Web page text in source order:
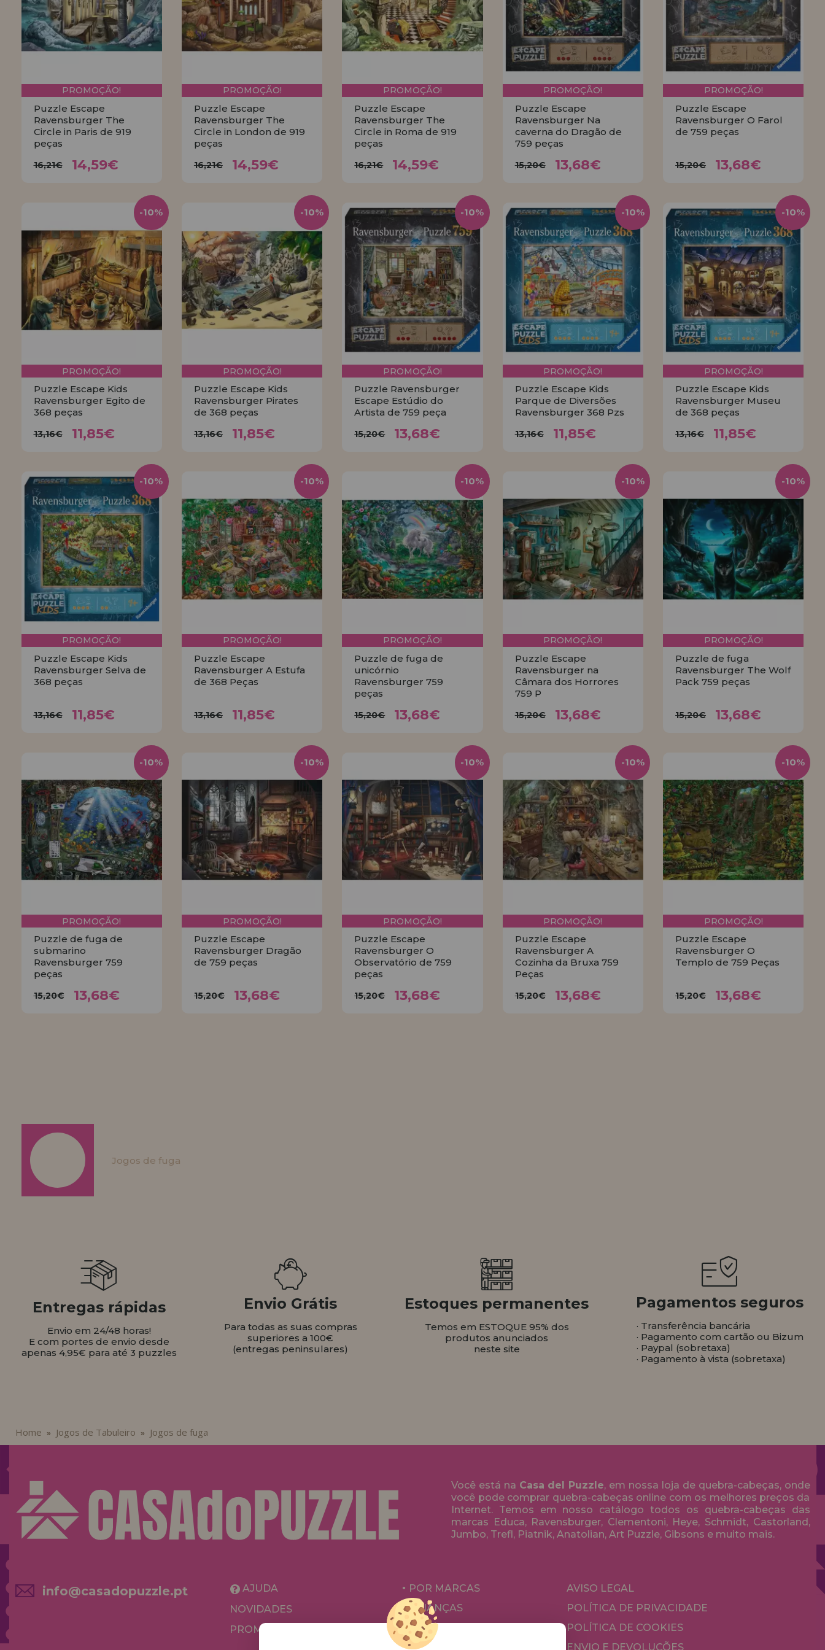
LIQUIDAÇÕES
PROMOÇÃO!
Puzzle Escape
Ravensburger The
Circle in Paris de 919
peças
16,21€ 14,59€
PROMOÇÃO!
Puzzle Escape
Ravensburger The
Circle in London de 919
peças
16,21€ 14,59€
PROMOÇÃO!
Puzzle Escape
Ravensburger The
Circle in Roma de 919
peças
16,21€ 14,59€
PROMOÇÃO!
Puzzle Escape
Ravensburger Na
caverna do Dragão de
759 peças
15,20€ 13,68€
PROMOÇÃO!
Puzzle Escape
Ravensburger O Farol
de 759 peças
15,20€ 13,68€
PROMOÇÃO!
Puzzle Escape Kids
Ravensburger Egito de
368 peças
13,16€ 11,85€
-10%
PROMOÇÃO!
Puzzle Escape Kids
Ravensburger Pirates
de 368 peças
13,16€ 11,85€
-10%
PROMOÇÃO!
Puzzle Ravensburger
Escape Estúdio do
Artista de 759 peça
15,20€ 13,68€
-10%
PROMOÇÃO!
Puzzle Escape Kids
Parque de Diversões
Ravensburger 368 Pzs
13,16€ 11,85€
-10%
PROMOÇÃO!
Puzzle Escape Kids
Ravensburger Museu
de 368 peças
13,16€ 11,85€
-10%
PROMOÇÃO!
Puzzle Escape Kids
Ravensburger Selva de
368 peças
13,16€ 11,85€
-10%
PROMOÇÃO!
Puzzle Escape
Ravensburger A Estufa
de 368 Peças
13,16€ 11,85€
-10%
PROMOÇÃO!
Puzzle de fuga de
unicórnio
Ravensburger 759
peças
15,20€ 13,68€
-10%
PROMOÇÃO!
Puzzle Escape
Ravensburger na
Câmara dos Horrores
759 P
15,20€ 13,68€
-10%
PROMOÇÃO!
Puzzle de fuga
Ravensburger The Wolf
Pack 759 peças
15,20€ 13,68€
-10%
PROMOÇÃO!
Puzzle de fuga de
submarino
Ravensburger 759
peças
15,20€ 13,68€
-10%
PROMOÇÃO!
Puzzle Escape
Ravensburger Dragão
de 759 peças
15,20€ 13,68€
-10%
PROMOÇÃO!
Puzzle Escape
Ravensburger O
Observatório de 759
peças
15,20€ 13,68€
-10%
PROMOÇÃO!
Puzzle Escape
Ravensburger A
Cozinha da Bruxa 759
Peças
15,20€ 13,68€
-10%
PROMOÇÃO!
Puzzle Escape
Ravensburger O
Templo de 759 Peças
15,20€ 13,68€
-10%
Jogos de fuga
Entregas rápidas
Envio em 24/48 horas!
E com portes de envio desde
apenas 4,95€ para até 3 puzzles
Envio Grátis
Para todas as suas compras
superiores a 100€
(entregas peninsulares)
Estoques permanentes
Temos em ESTOQUE 95% dos
produtos anunciados
neste site
Pagamentos seguros
· Transferência bancária
· Pagamento com cartão ou Bizum
· Paypal (sobretaxa)
· Pagamento à vista (sobretaxa)
Home » Jogos de Tabuleiro » Jogos de fuga
Você está na Casa del Puzzle, em nossa loja de quebra-cabeças, onde
você pode comprar quebra-cabeças online com os melhores preços da
Internet. Temos em nosso catálogo todos os quebra-cabeças das
marcas Educa, Ravensburger, Clementoni, Heye, Schmidt, Castorland,
Jumbo, Trefl, Piatnik, Anatolian, Art Puzzle, Gibsons e muito mais.
info@casadopuzzle.pt
AJUDA
NOVIDADES
PROMOÇÕES E OFERTAS
POR MARCAS
CRIANÇAS
PARA ADULTOS
POR AUTORES
AVISO LEGAL
POLÍTICA DE PRIVACIDADE
POLÍTICA DE COOKIES
ENVIO E DEVOLUÇÕES